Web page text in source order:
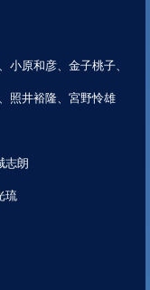
小原和彦、金子桃子、
照井裕隆、宮野怜雄
朗
琉